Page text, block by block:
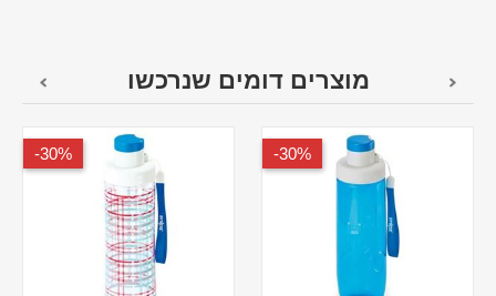
מוצרים דומים שנרכשו
30%-
30%-